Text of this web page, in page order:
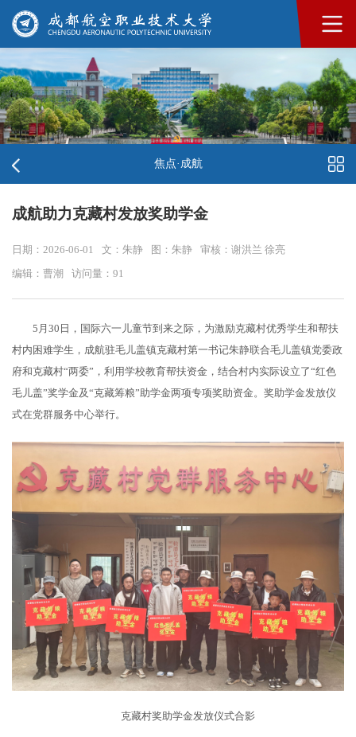
焦点·成航
成航助力克藏村发放奖助学金
日期：2026-06-01 文：朱静 图：朱静 审核：谢洪兰 徐亮
编辑：曹潮 访问量： 91
5月30日，国际六一儿童节到来之际，为激励克藏村优秀学生和帮扶
村内困难学生，成航驻毛儿盖镇克藏村第一书记朱静联合毛儿盖镇党委政
府和克藏村“两委”，利用学校教育帮扶资金，结合村内实际设立了“红色
毛儿盖”奖学金及“克藏筹粮”助学金两项专项奖助资金。奖助学金发放仪
式在党群服务中心举行。
克藏村奖助学金发放仪式合影